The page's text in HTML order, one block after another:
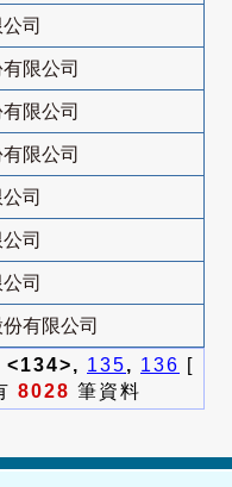
司
限公司
限公司
限公司
司
司
司
有限公司
<134>, 135, 136 [
8028 筆資料